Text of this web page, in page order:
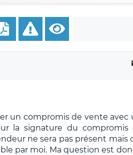
un compromis de vente avec
la signature du
ne sera pas présent mais
par moi. Ma question est